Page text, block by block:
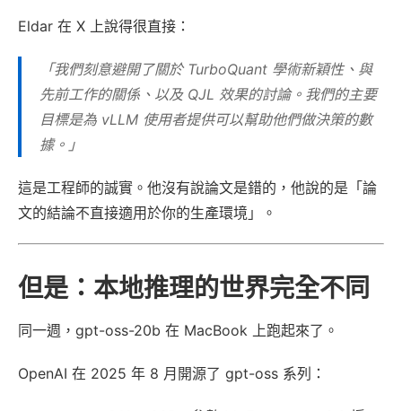
Eldar 在 X 上說得很直接：
「我們刻意避開了關於 TurboQuant 學術新穎性、與
先前工作的關係、以及 QJL 效果的討論。我們的主要
目標是為 vLLM 使用者提供可以幫助他們做決策的數
據。」
這是工程師的誠實。他沒有說論文是錯的，他說的是「論
文的結論不直接適用於你的生產環境」。
但是：本地推理的世界完全不同
同一週，gpt-oss-20b 在 MacBook 上跑起來了。
OpenAI 在 2025 年 8 月開源了 gpt-oss 系列：